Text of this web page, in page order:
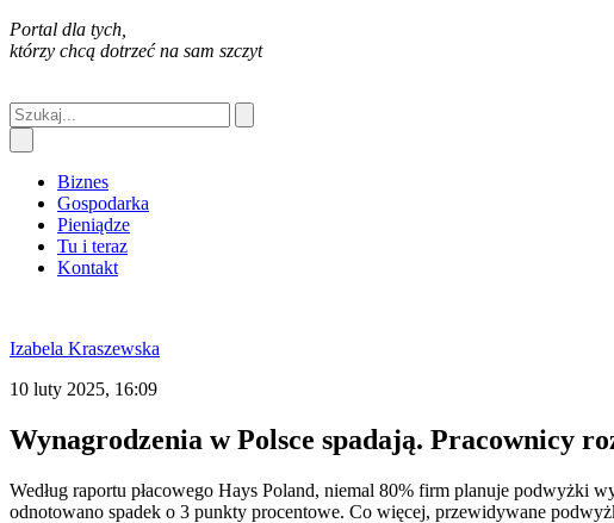
Portal dla tych,
którzy chcą dotrzeć na sam szczyt
Biznes
Gospodarka
Pieniądze
Tu i teraz
Kontakt
Izabela Kraszewska
10 luty 2025, 16:09
Wynagrodzenia w Polsce spadają. Pracownicy
Według raportu płacowego Hays Poland, niemal 80% firm planuje podwyżki
odnotowano spadek o 3 punkty procentowe. Co więcej, przewidywane